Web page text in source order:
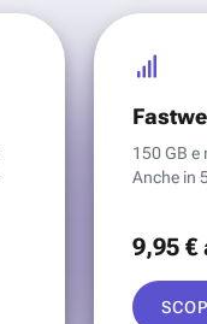
150 GB e
Anche in
9,95 €